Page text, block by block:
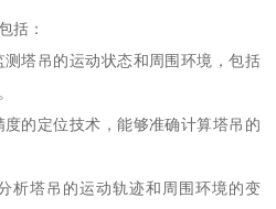
括：
塔吊的运动状态和周围环境，包括
的定位技术，能够准确计算塔吊的
析塔吊的运动轨迹和周围环境的变